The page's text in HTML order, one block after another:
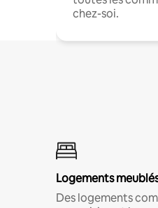
chez-soi.
Logements
Des logements